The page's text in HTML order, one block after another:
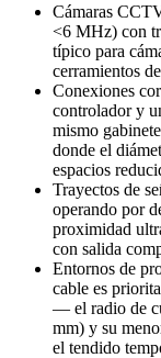
Cámaras
<6 MHz) con
típico para
cerramientos
Conexiones
controlador y
mismo
donde el
espacios
Trayectos de
operando por
proximidad
con salida
Entornos de
cable es
— el radio de
mm) y su
el tendido